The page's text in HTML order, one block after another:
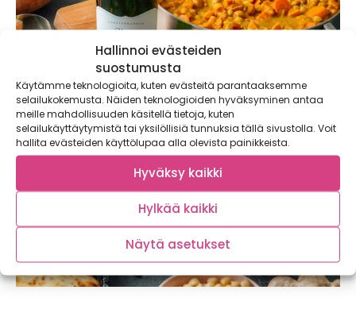
Hallinnoi evästeiden
suostumusta
Käytämme teknologioita, kuten evästeitä parantaaksemme
selailukokemusta. Näiden teknologioiden hyväksyminen antaa
meille mahdollisuuden käsitellä tietoja, kuten
selailukäyttäytymistä tai yksilöllisiä tunnuksia tällä sivustolla. Voit
hallita evästeiden käyttölupaa alla olevista painikkeista.
Hyväksy kaikki
Hylkää kaikki
Näytä asetukset